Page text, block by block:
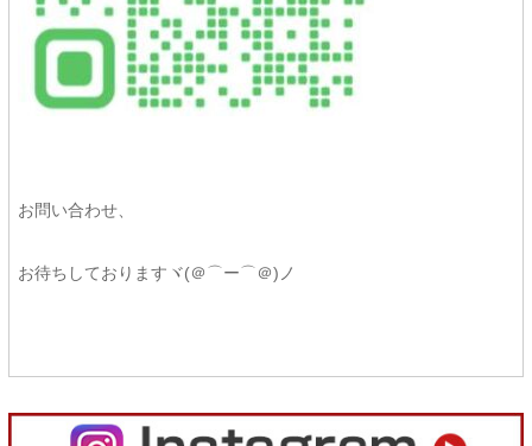
お問い合わせ、
お待ちしておりますヾ(＠⌒ー⌒＠)ノ